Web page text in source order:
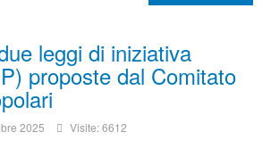
leggi di iniziativa
proposte dal Comitato
2025 Visite: 6612